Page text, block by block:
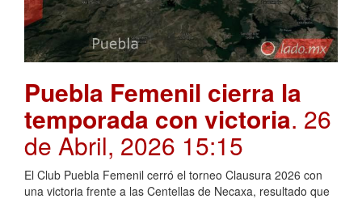
Puebla Femenil cierra la
temporada con victoria. 26
de Abril, 2026 15:15
El Club Puebla Femenil cerró el torneo Clausura 2026 con
una victoria frente a las Centellas de Necaxa, resultado que